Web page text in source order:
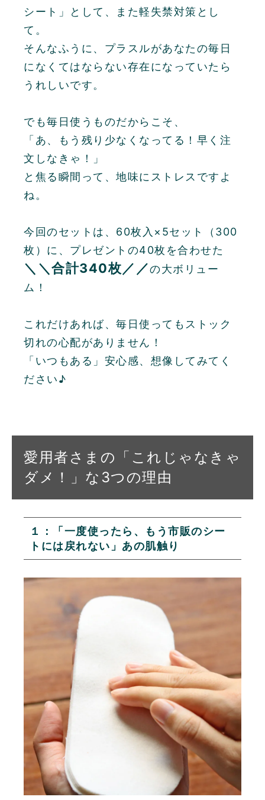
シート」として、また軽失禁対策とし
て。
そんなふうに、プラスルがあなたの毎日
になくてはならない存在になっていたら
うれしいです。
でも毎日使うものだからこそ、
「あ、もう残り少なくなってる！早く注
文しなきゃ！」
と焦る瞬間って、地味にストレスですよ
ね。
今回のセットは、60枚入×5セット（300
枚）に、プレゼントの40枚を合わせた
＼＼合計340枚／／の大ボリュー
ム！
これだけあれば、毎日使ってもストック
切れの心配がありません！
「いつもある」安心感、想像してみてく
ださい♪
愛用者さまの「これじゃなきゃ
ダメ！」な3つの理由
１：「一度使ったら、もう市販のシー
トには戻れない」あの肌触り